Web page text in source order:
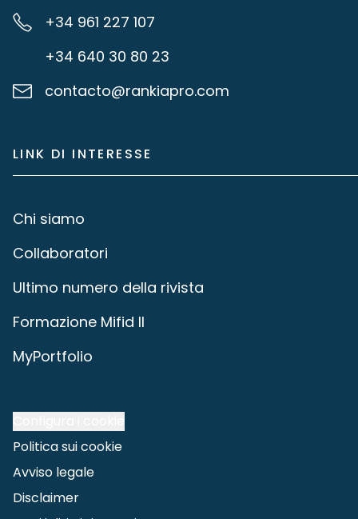
+34 961 227 107
+34 640 30 80 23
contacto@rankiapro.com
LINK DI INTERESSE
Chi siamo
Collaboratori
Ultimo numero della rivista
Formazione Mifid II
MyPortfolio
Politica sui cookie
Avviso legale
Disclaimer